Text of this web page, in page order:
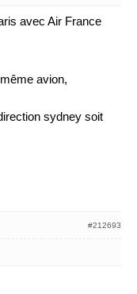
avec Air France
avion,
sydney soit
#212693